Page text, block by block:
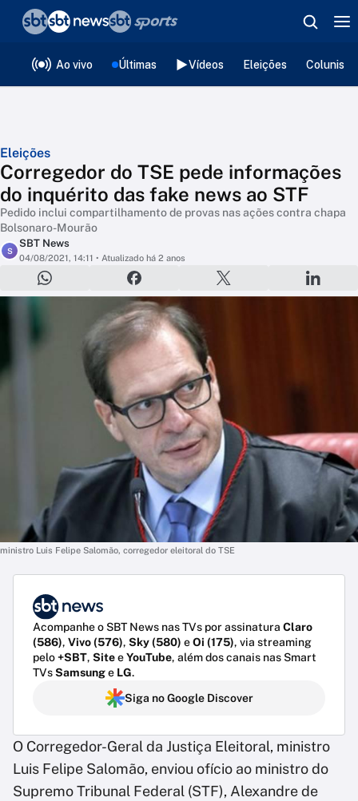
Ao vivo Últimas Vídeos Eleições
Eleições
Corregedor do TSE pede informações
do inquérito das fake news ao STF
Pedido inclui compartilhamento de provas nas ações contra chapa
Bolsonaro-Mourão
S
SBT News
04/08/2021, 14:11 • Atualizado há 2 anos
ministro Luis Felipe Salomão, corregedor eleitoral do TSE
Acompanhe o SBT News nas TVs por assinatura Claro
(586), Vivo (576), Sky (580) eOi (175), via streaming
pelo+SBT, SiteeYouTube, além dos canais nas Smart
TVsSamsunge LG.
Siga no Google Discover
O Corregedor-Geral da Justiça Eleitoral, ministro
Luis Felipe Salomão, enviou ofício ao ministro do
Supremo Tribunal Federal (STF), Alexandre de
❮voltar
Editorias